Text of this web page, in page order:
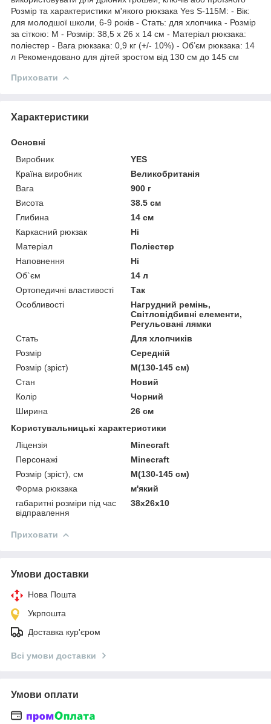
Розмір та характеристики м'якого рюкзака Yes S-115М: - Вік:
для молодшої школи, 6-9 років - Стать: для хлопчика - Розмір
за сіткою: M - Розмір: 38,5 х 26 х 14 см - Матеріал рюкзака:
поліестер - Вага рюкзака: 0,9 кг (+/- 10%) - Об’єм рюкзака: 14
л Рекомендовано для дітей зростом від 130 см до 145 см
Приховати
Характеристики
Основні
Виробник
YES
Країна виробник
Великобританія
Вага
900 г
Висота
38.5 см
Глибина
14 см
Каркасний рюкзак
Ні
Матеріал
Поліестер
Наповнення
Ні
Об`єм
14 л
Ортопедичні властивості
Так
Особливості
Нагрудний ремінь,
Світловідбивні елементи,
Регульовані лямки
Стать
Для хлопчиків
Розмір
Середній
Розмір (зріст)
M(130-145 см)
Стан
Новий
Колір
Чорний
Ширина
26 см
Користувальницькі характеристики
Ліцензія
Minecraft
Персонажі
Minecraft
Розмір (зріст), см
M(130-145 см)
Форма рюкзака
м'який
габаритні розміри під час
відправлення
38х26х10
Приховати
Умови доставки
Нова Пошта
Укрпошта
Доставка кур'єром
Всі умови доставки
Умови оплати